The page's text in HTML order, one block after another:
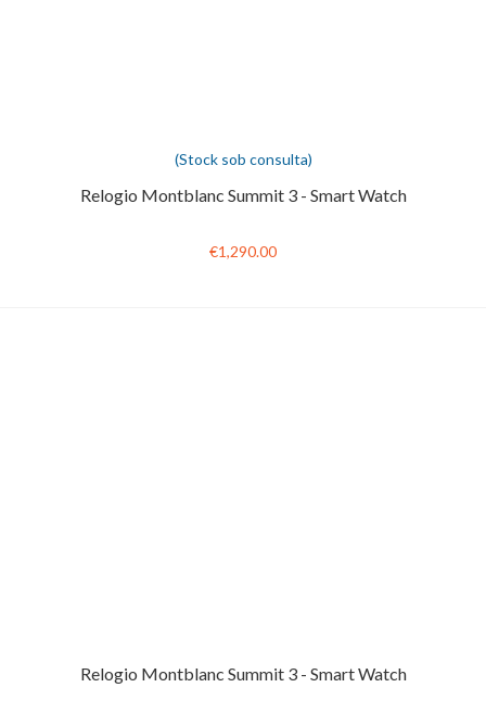
(Stock sob consulta)
Relogio Montblanc Summit 3 - Smart Watch
€1,290.00
Relogio Montblanc Summit 3 - Smart Watch